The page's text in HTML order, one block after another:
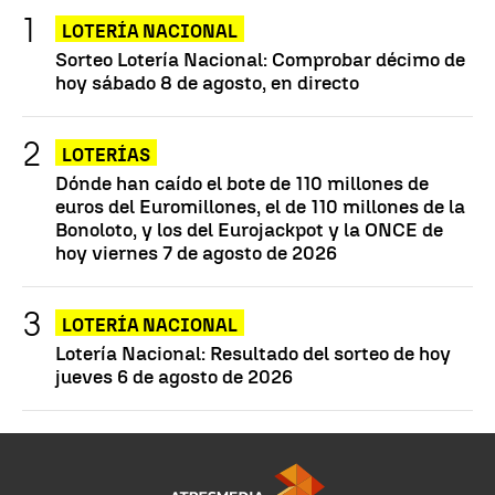
LOTERÍA NACIONAL
Sorteo Lotería Nacional: Comprobar décimo de
hoy sábado 8 de agosto, en directo
LOTERÍAS
Dónde han caído el bote de 110 millones de
euros del Euromillones, el de 110 millones de la
Bonoloto, y los del Eurojackpot y la ONCE de
hoy viernes 7 de agosto de 2026
LOTERÍA NACIONAL
Lotería Nacional: Resultado del sorteo de hoy
jueves 6 de agosto de 2026